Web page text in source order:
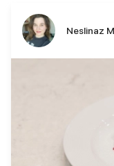
Neslinaz